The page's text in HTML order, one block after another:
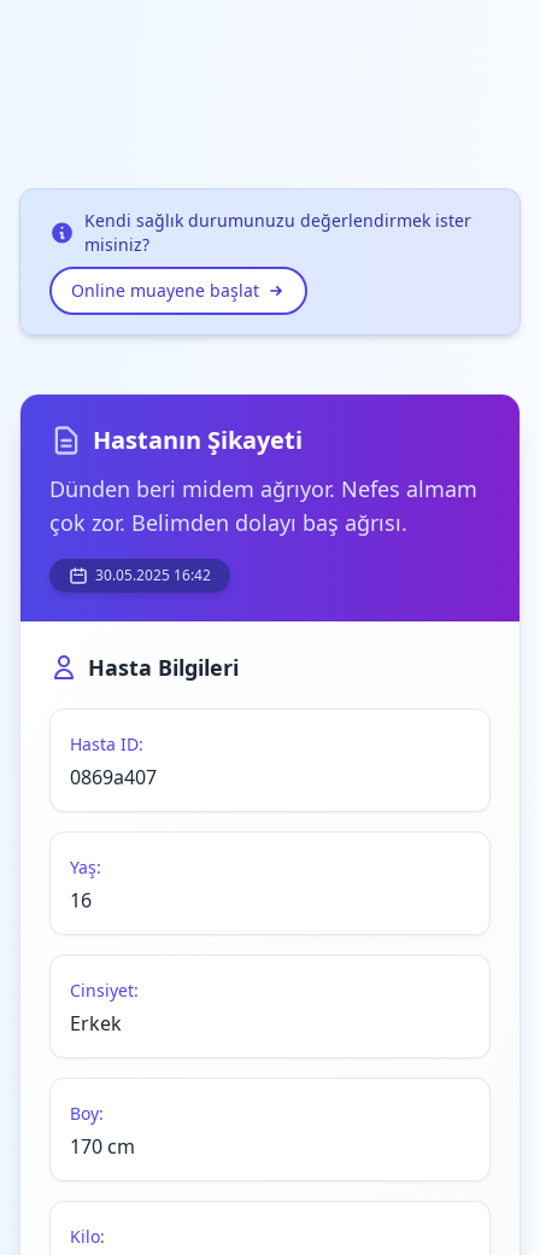
Kendi sağlık durumunuzu değerlendirmek ister
misiniz?
Online muayene başlat
Hastanın Şikayeti
Dünden beri midem ağrıyor. Nefes almam
çok zor. Belimden dolayı baş ağrısı.
30.05.2025 16:42
Hasta Bilgileri
Hasta ID:
0869a407
Yaş:
16
Cinsiyet:
Erkek
Boy:
170 cm
Kilo: